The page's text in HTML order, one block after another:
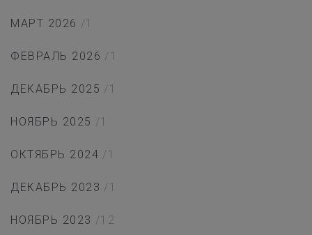
МАРТ 2026 /1
ФЕВРАЛЬ 2026 /1
ДЕКАБРЬ 2025 /1
НОЯБРЬ 2025 /1
ОКТЯБРЬ 2024 /1
ДЕКАБРЬ 2023 /1
НОЯБРЬ 2023 /12